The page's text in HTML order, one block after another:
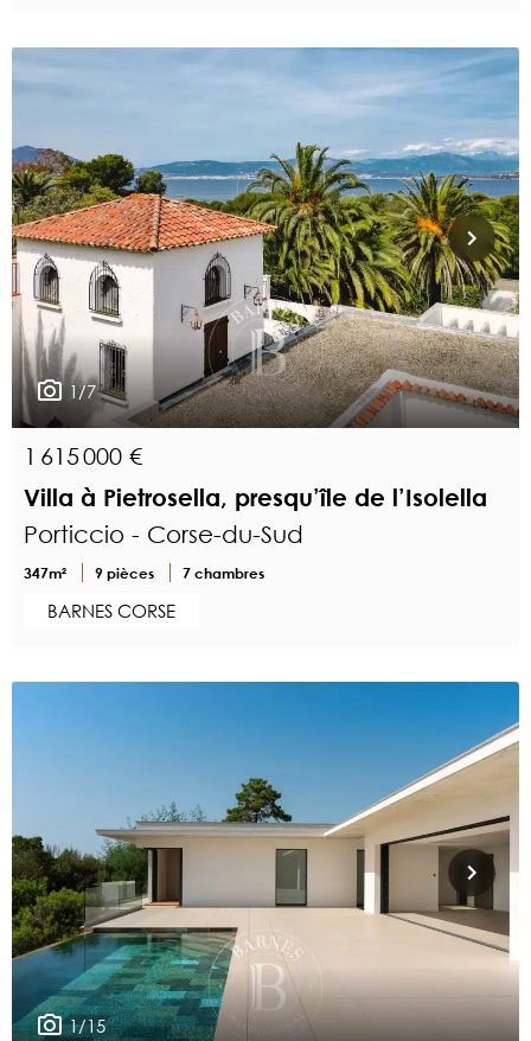
1/7
1 615 000 €
Villa à Pietrosella, presqu’île de l’Isolella
Porticcio - Corse-du-Sud
347m² 9 pièces 7 chambres
BARNES CORSE
1/15